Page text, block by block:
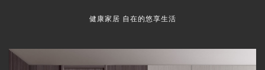
健康家居 自在的悠享生活